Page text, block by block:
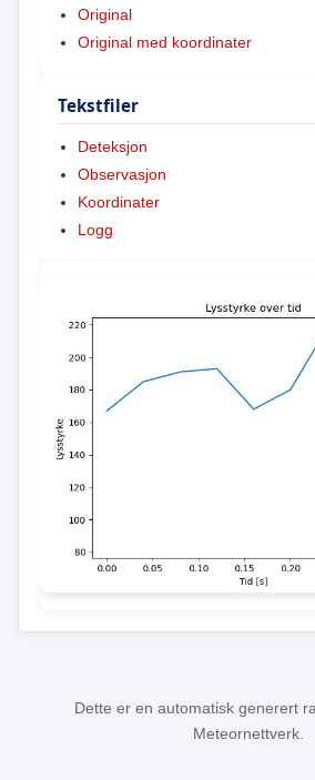
Original
Original med koordinater
Tekstfiler
Deteksjon
Observasjon
Koordinater
Logg
Dette er en automatisk generert
Meteornettverk.